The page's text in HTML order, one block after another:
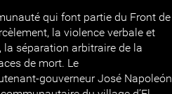
qui font partie du Front de
la violence verbale et
séparation arbitraire de la
de mort. Le
gouverneur José Napoleón